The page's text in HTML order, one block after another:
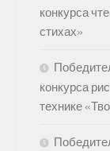
конкурса
стихах»
конкурса
технике